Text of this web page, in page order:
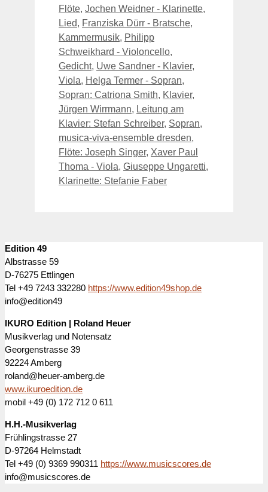
Flöte, Jochen Weidner - Klarinette,
Lied, Franziska Dürr - Bratsche,
Kammermusik, Philipp
Schweikhard - Violoncello,
Gedicht, Uwe Sandner - Klavier,
Viola, Helga Termer - Sopran,
Sopran: Catriona Smith, Klavier,
Jürgen Wirrmann, Leitung am
Klavier: Stefan Schreiber, Sopran,
musica-viva-ensemble dresden,
Flöte: Joseph Singer, Xaver Paul
Thoma - Viola, Giuseppe Ungaretti,
Klarinette: Stefanie Faber
Edition 49
Albstrasse 59
D-76275 Ettlingen
Tel +49 7243 332280 https://www.edition49shop.de
info@edition49
IKURO Edition | Roland Heuer
Musikverlag und Notensatz
Georgenstrasse 39
92224 Amberg
roland@heuer-amberg.de
www.ikuroedition.de
mobil +49 (0) 172 712 0 611
H.H.-Musikverlag
Frühlingstrasse 27
D-97264 Helmstadt
Tel +49 (0) 9369 990311 https://www.musicscores.de
info@musicscores.de